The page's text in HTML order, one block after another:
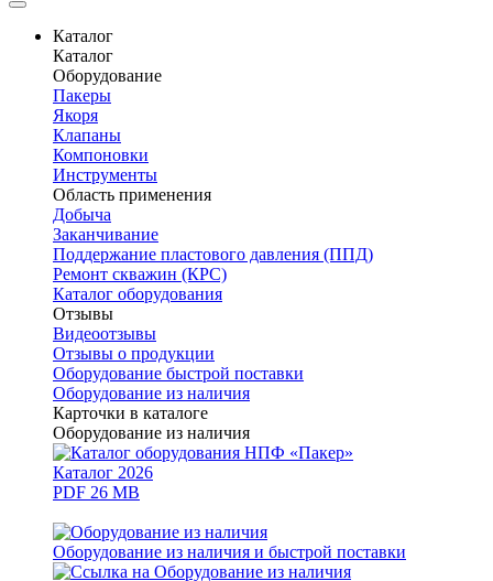
Каталог
Каталог
Оборудование
Пакеры
Якоря
Клапаны
Компоновки
Инструменты
Область применения
Добыча
Заканчивание
Поддержание пластового давления (ППД)
Ремонт скважин (КРС)
Каталог оборудования
Отзывы
Видеоотзывы
Отзывы о продукции
Оборудование быстрой поставки
Оборудование из наличия
Карточки в каталоге
Оборудование из наличия
Каталог 2026
PDF 26 MB
Оборудование из наличия и быстрой поставки